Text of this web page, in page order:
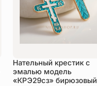
Нательный крестик с
эмалью модель
«КРЭ29сз» бирюзовый